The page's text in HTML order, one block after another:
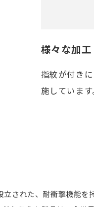
様々な加工
指紋が付き
施しています
された、耐衝撃機能